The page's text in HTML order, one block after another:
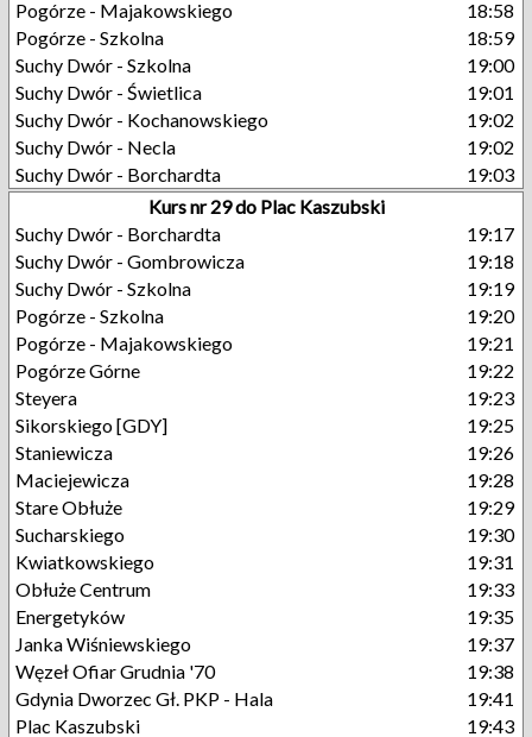
Pogórze - Majakowskiego
18:58
Pogórze - Szkolna
18:59
Suchy Dwór - Szkolna
19:00
Suchy Dwór - Świetlica
19:01
Suchy Dwór - Kochanowskiego
19:02
Suchy Dwór - Necla
19:02
Suchy Dwór - Borchardta
19:03
Kurs nr 29 do Plac Kaszubski
Suchy Dwór - Borchardta
19:17
Suchy Dwór - Gombrowicza
19:18
Suchy Dwór - Szkolna
19:19
Pogórze - Szkolna
19:20
Pogórze - Majakowskiego
19:21
Pogórze Górne
19:22
Steyera
19:23
Sikorskiego [GDY]
19:25
Staniewicza
19:26
Maciejewicza
19:28
Stare Obłuże
19:29
Sucharskiego
19:30
Kwiatkowskiego
19:31
Obłuże Centrum
19:33
Energetyków
19:35
Janka Wiśniewskiego
19:37
Węzeł Ofiar Grudnia '70
19:38
Gdynia Dworzec Gł. PKP - Hala
19:41
Plac Kaszubski
19:43